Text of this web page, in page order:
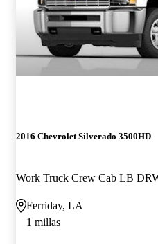
2016 Chevrolet Silverado 3500HD
Work Truck Crew Cab LB
Ferriday, LA
1 millas